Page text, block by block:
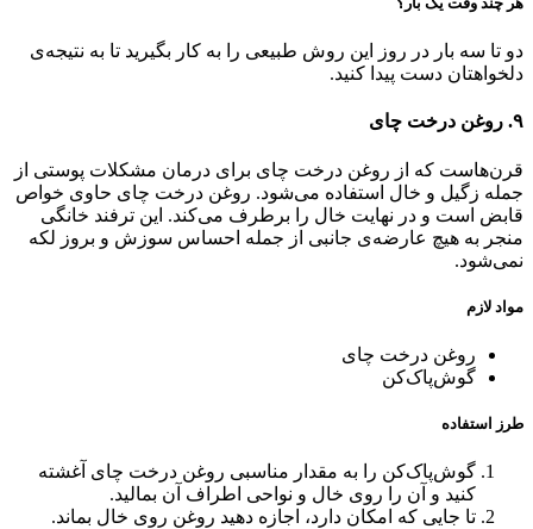
دو تا سه بار در روز این روش طبیعی را به کار بگیرید تا به نتیجه‌ی
دلخواهتان دست پیدا کنید‌.
۹. روغن درخت چای
قرن‌هاست که از روغن درخت چای برای درمان مشکلات پوستی از
جمله زگیل و خال استفاده می‌شود. روغن درخت چای حاوی خواص
قابض است و در نهایت خال را برطرف می‌کند. این ترفند خانگی
منجر به هیچ عارضه‌ی جانبی از جمله احساس سوزش و بروز لکه
نمی‌شود.
مواد لازم
روغن درخت چای
گوش‌پاک‌کن
طرز استفاده
گوش‌پاک‌کن را به مقدار مناسبی روغن درخت چای آغشته
کنید و آن را روی خال و نواحی اطراف آن بمالید.
تا جایی که امکان دارد، اجازه دهید روغن روی خال بماند.